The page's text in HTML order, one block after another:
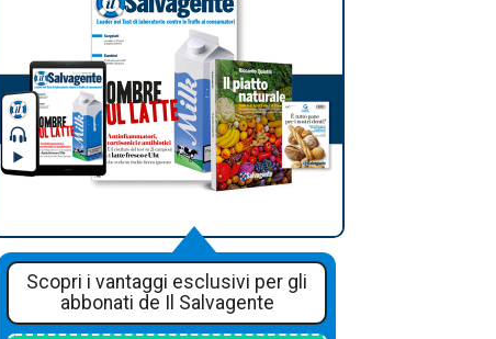
Scopri i vantaggi esclusivi per gli
abbonati de Il Salvagente